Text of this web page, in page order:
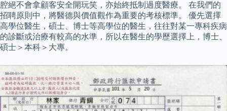
腔絕不會拿顧客安全開玩笑，亦始終抵制過度醫療。 在我們的
招聘原則中，將醫德與價值觀作為重要的考核標準。 優先選擇
高學位醫生，碩士、博士等高學位的醫生，往往對某一專科疾病
的診斷或治療有較高的水準，所以在醫生的學歷選擇上，博士、
碩士＞本科＞大專。